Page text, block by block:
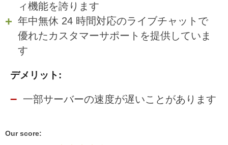
ィ機能を誇ります
年中無休 24 時間対応のライブチャットで
優れたカスタマーサポートを提供していま
す
デメリット:
一部サーバーの速度が遅いことがあります
Our score: